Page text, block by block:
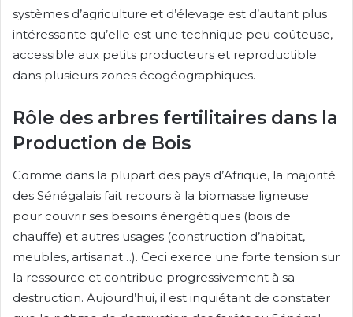
systèmes d’agriculture et d’élevage est d’autant plus
intéressante qu’elle est une technique peu coûteuse,
accessible aux petits producteurs et reproductible
dans plusieurs zones écogéographiques.
Rôle des arbres fertilitaires dans la
Production de Bois
Comme dans la plupart des pays d’Afrique, la majorité
des Sénégalais fait recours à la biomasse ligneuse
pour couvrir ses besoins énergétiques (bois de
chauffe) et autres usages (construction d’habitat,
meubles, artisanat…). Ceci exerce une forte tension sur
la ressource et contribue progressivement à sa
destruction. Aujourd’hui, il est inquiétant de constater